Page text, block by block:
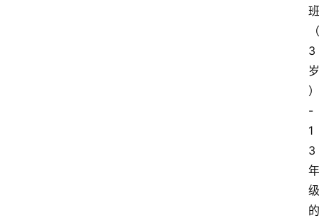
班
（
3
岁
）
-
1
3
年
级
的